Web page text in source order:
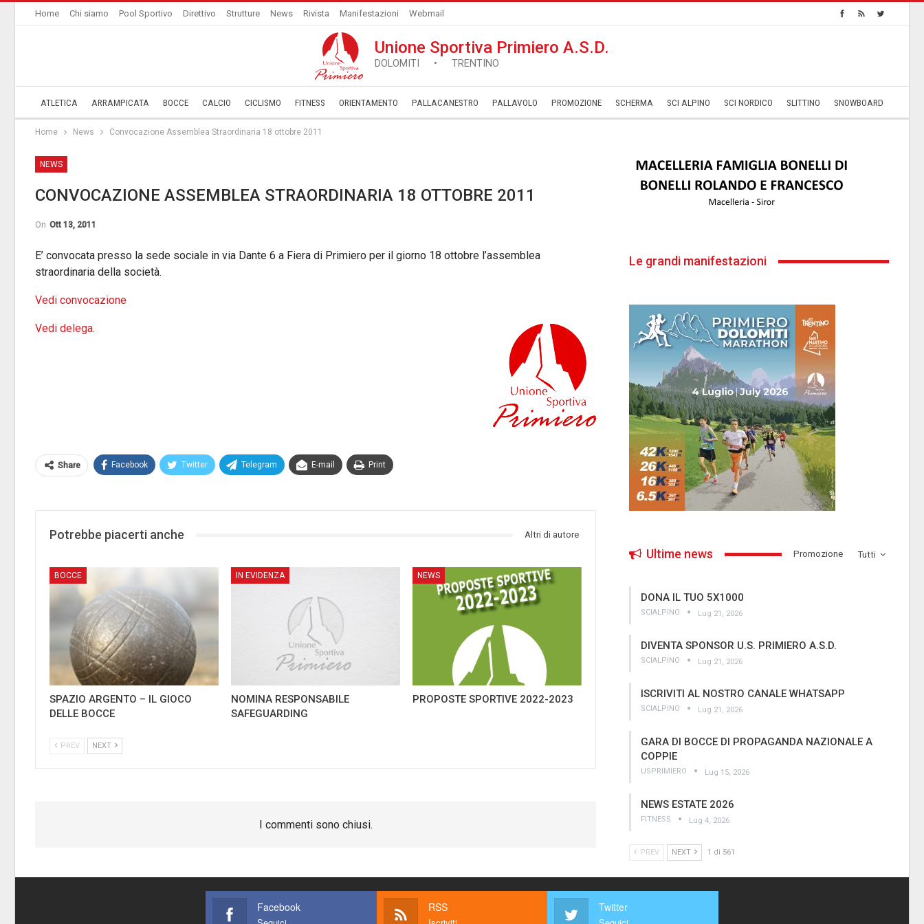
Home Chi siamo Pool Sportivo Direttivo Strutture News Rivista Manifestazioni Webmail
Unione Sportiva Primiero A.S.D.
DOLOMITI • TRENTINO
ATLETICA ARRAMPICATA BOCCE CALCIO CICLISMO FITNESS ORIENTAMENTO PALLACANESTRO PALLAVOLO ­PROMOZIONE SCHERMA SCI ALPINO SCI NORDICO SLITTINO SNOWBOARD
Home News Convocazione Assemblea Straordinaria 18 ottobre 2011
NEWS
CONVOCAZIONE ASSEMBLEA STRAORDINARIA 18 OTTOBRE 2011
On Ott 13, 2011
E’ convocata presso la sede sociale in via Dante 6 a Fiera di Primiero per il giorno 18 ottobre l’assemblea
straordinaria della società.
Vedi convocazione
Vedi delega.
Share Facebook Twitter Telegram E-mail Print
Potrebbe piacerti anche Altri di autore
BOCCE
SPAZIO ARGENTO – IL GIOCO
DELLE BOCCE
IN EVIDENZA
NOMINA RESPONSABILE
SAFEGUARDING
NEWS
PROPOSTE SPORTIVE 2022-2023
PREV NEXT
I commenti sono chiusi.
Le grandi manifestazioni
Tutti
Ultime news ­Promozione
DONA IL TUO 5X1000
SCIALPINO Lug 21, 2026
DIVENTA SPONSOR U.S. PRIMIERO A.S.D.
SCIALPINO Lug 21, 2026
ISCRIVITI AL NOSTRO CANALE WHATSAPP
SCIALPINO Lug 21, 2026
GARA DI BOCCE DI PROPAGANDA NAZIONALE A
COPPIE
USPRIMIERO Lug 15, 2026
NEWS ESTATE 2026
FITNESS Lug 4, 2026
PREV NEXT 1 di 561
Facebook RSS Twitter